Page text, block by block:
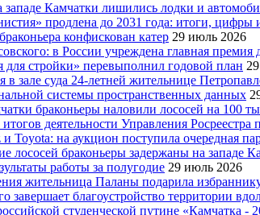
западе Камчатки лишились лодки и
продлена до 2031 года: итоги, цифры
конфискован катер 29 июль 2026
в России учреждена главная премия
для стройки» перевыполнил годовой план
в зале суда 24-летней жительнице
системы пространственных данных
браконьеры наловили лососей на 100
деятельности Управления
и Toyota: на аукцион поступила очередная
лососей браконьеры задержаны на западе
работы за полугодие 29 июль 2026
жительница Паланы подарила
завершает благоустройство территории
студенческой путине «Камчатка -